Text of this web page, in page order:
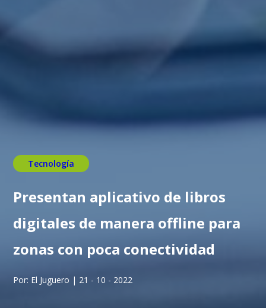
Tecnología
Presentan aplicativo de libros
digitales de manera offline para
zonas con poca conectividad
Por: El Juguero | 21 - 10 - 2022